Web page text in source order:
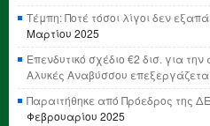
Τέμπη: Ποτέ τόσοι λίγοι δεν
Μαρτίου 2025
Επενδυτικό σχέδιο €2 δισ. για την
Αλυκές Αναβύσσου
Παραιτήθηκε από Πρόεδρος της
Φεβρουαρίου 2025